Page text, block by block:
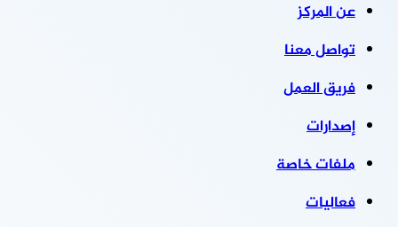
عن المركز
تواصل معنا
فريق العمل
إصدارات
ملفات خاصة
فعاليات